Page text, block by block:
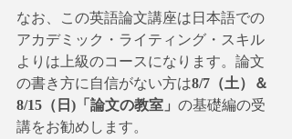
なお、この英語論文講座は日本語での
アカデミック・ライティング・スキル
よりは上級のコースになります。論文
の書き方に自信がない方は8/7（土）＆
8/15（日)「論文の教室」 の基礎編の受
講をお勧めします。